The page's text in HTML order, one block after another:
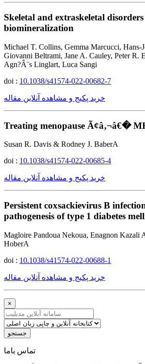
Skeletal and extraskeletal
biomineralization
Michael T. Collins, Gemma Marcucci, Hans-
Giovanni Beltrami, Jane A. Cauley, Peter R.
Agn?Â¨s Linglart, Luca Sangi
doi : 10.1038/s41574-022-00682-7
خرید پکیج و مشاهده آنلاین مقاله
Treating menopause Ã¢â‚¬â€�
Susan R. Davis & Rodney J. BaberA
doi : 10.1038/s41574-022-00685-4
خرید پکیج و مشاهده آنلاین مقاله
Persistent coxsackievirus B
pathogenesis of type 1 diabetes
Magloire Pandoua Nekoua, Enagnon
HoberA
doi : 10.1038/s41574-022-00688-1
خرید پکیج و مشاهده آنلاین مقاله
×
جستجو
ﺗﻤﺎﺱ ﺑﺎﻣﺎ